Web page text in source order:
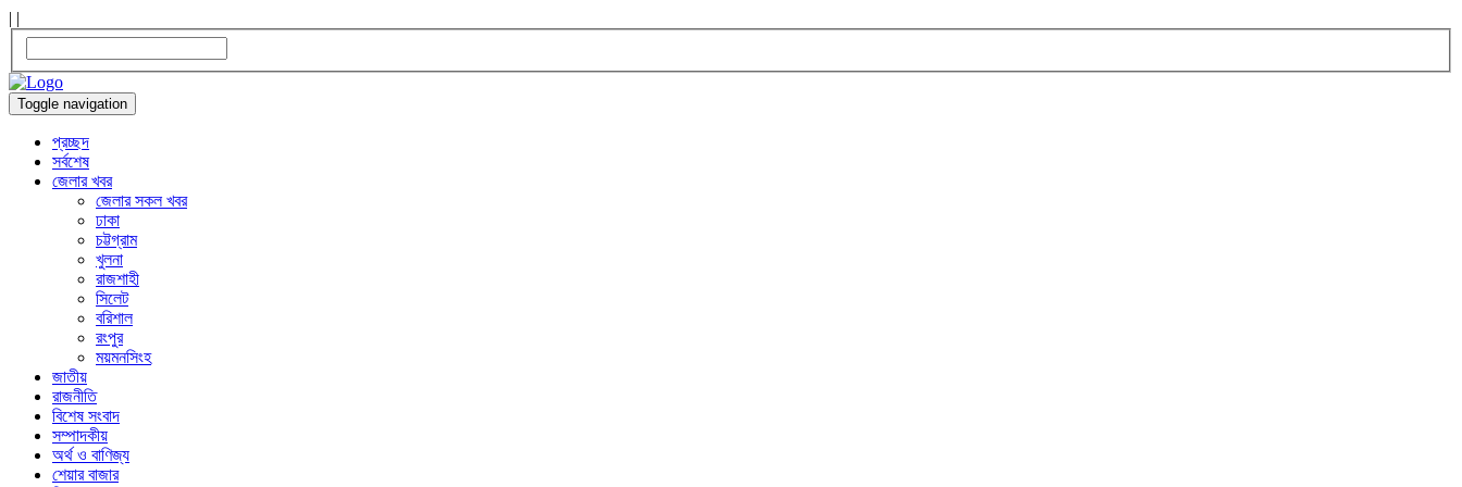
| |
Toggle navigation
প্রচ্ছদ
সর্বশেষ
জেলার খবর
জেলার সকল খবর
ঢাকা
চট্টগ্রাম
খুলনা
রাজশাহী
সিলেট
বরিশাল
রংপুর
ময়মনসিংহ
জাতীয়
রাজনীতি
বিশেষ সংবাদ
সম্পাদকীয়
অর্থ ও বাণিজ্য
শেয়ার বাজার